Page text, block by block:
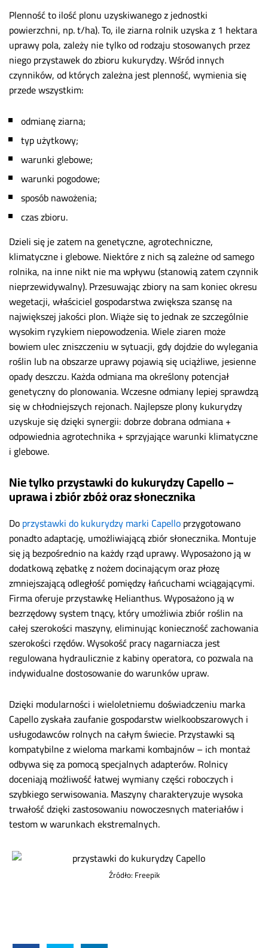
Plenność to ilość plonu uzyskiwanego z jednostki
powierzchni, np. t/ha). To, ile ziarna rolnik uzyska z 1 hektara
uprawy pola, zależy nie tylko od rodzaju stosowanych przez
niego przystawek do zbioru kukurydzy. Wśród innych
czynników, od których zależna jest plenność, wymienia się
przede wszystkim:
odmianę ziarna;
typ użytkowy;
warunki glebowe;
warunki pogodowe;
sposób nawożenia;
czas zbioru.
Dzieli się je zatem na genetyczne, agrotechniczne,
klimatyczne i glebowe. Niektóre z nich są zależne od samego
rolnika, na inne nikt nie ma wpływu (stanowią zatem czynnik
nieprzewidywalny). Przesuwając zbiory na sam koniec okresu
wegetacji, właściciel gospodarstwa zwiększa szansę na
największej jakości plon. Wiąże się to jednak ze szczególnie
wysokim ryzykiem niepowodzenia. Wiele ziaren może
bowiem ulec zniszczeniu w sytuacji, gdy dojdzie do wylegania
roślin lub na obszarze uprawy pojawią się uciążliwe, jesienne
opady deszczu. Każda odmiana ma określony potencjał
genetyczny do plonowania. Wczesne odmiany lepiej sprawdzą
się w chłodniejszych rejonach. Najlepsze plony kukurydzy
uzyskuje się dzięki synergii: dobrze dobrana odmiana +
odpowiednia agrotechnika + sprzyjające warunki klimatyczne
i glebowe.
Nie tylko przystawki do kukurydzy Capello –
uprawa i zbiór zbóż oraz słonecznika
Doprzystawki do kukurydzy marki Capelloprzygotowano
ponadto adaptację, umożliwiającą zbiór słonecznika. Montuje
się ją bezpośrednio na każdy rząd uprawy. Wyposażono ją w
dodatkową zębatkę z nożem docinającym oraz płozę
zmniejszającą odległość pomiędzy łańcuchami wciągającymi.
Firma oferuje przystawkęHelianthus. Wyposażono ją w
bezrzędowy system tnący, który umożliwia zbiór roślin na
całej szerokości maszyny, eliminując konieczność zachowania
szerokości rzędów.Wysokość pracy nagarniacza jest
regulowana hydraulicznie z kabiny operatora, co pozwala na
indywidualne dostosowanie do warunków upraw.
Dzięki modularności i wieloletniemu doświadczeniu marka
Capello zyskała zaufanie gospodarstw wielkoobszarowych i
usługodawców rolnych na całym świecie.Przystawki są
kompatybilne z wieloma markami kombajnów – ich montaż
odbywa się za pomocą specjalnych adapterów. Rolnicy
doceniają możliwość łatwej wymiany części roboczych i
szybkiego serwisowania. Maszyny charakteryzuje wysoka
trwałość dzięki zastosowaniu nowoczesnych materiałów i
testom w warunkach ekstremalnych.
Źródło: Freepik